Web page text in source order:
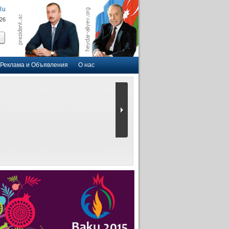
Реклама и Объявления О нас